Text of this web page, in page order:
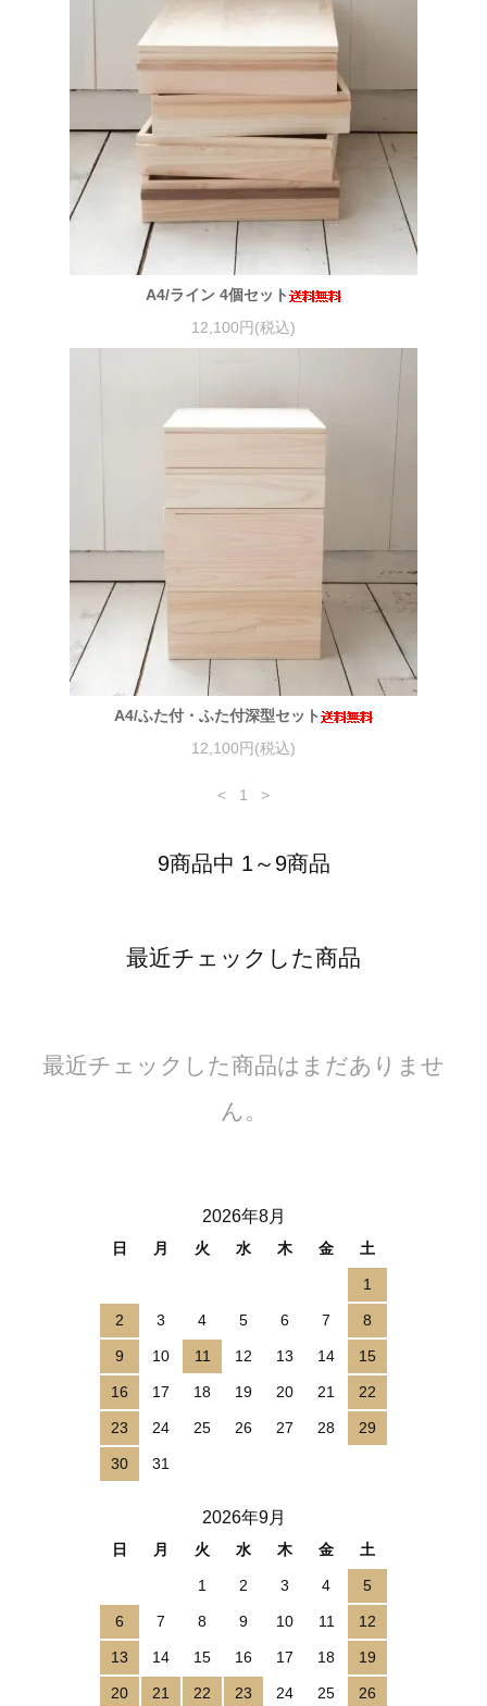
A4/ライン 4個セット
12,100円(税込)
A4/ふた付・ふた付深型セット
12,100円(税込)
< 1 >
9商品中 1～9商品
最近チェックした商品
最近チェックした商品はまだありませ
ん。
2026年8月
日 月 火 水 木 金 土
1
2 3 4 5 6 7 8
9 10 11 12 13 14 15
16 17 18 19 20 21 22
23 24 25 26 27 28 29
30 31
2026年9月
日 月 火 水 木 金 土
1 2 3 4 5
6 7 8 9 10 11 12
13 14 15 16 17 18 19
20 21 22 23 24 25 26